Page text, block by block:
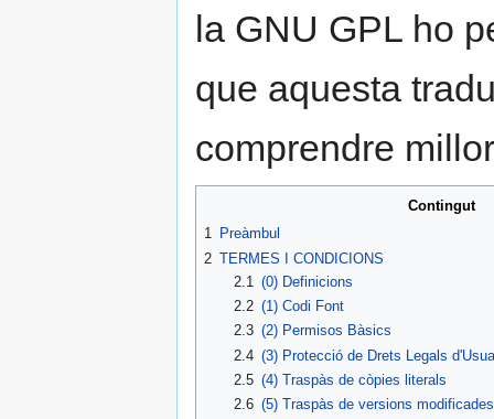
la GNU GPL ho
que aquesta
comprendre
Contingut
1 Preàmbul
2 TERMES I CONDICIONS
2.1
(0) Definicions
2.2 (1) Codi Font
2.3 (2) Permisos Bàsics
2.4 (3) Protecció de Drets Legals
2.5 (4) Traspàs de còpies literals
2.6 (5) Traspàs de versions